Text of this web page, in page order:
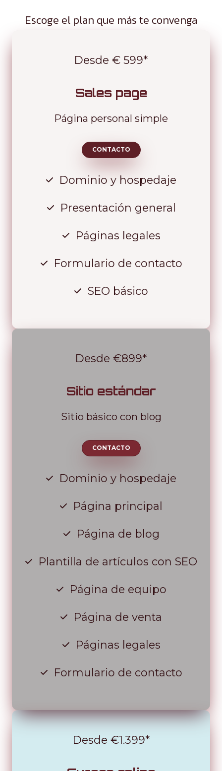
Escoge el plan que más te convenga
Desde € 599*
Sales page
Página personal simple
CONTACTO
Dominio y hospedaje
Presentación general
Páginas legales
Formulario de contacto
SEO básico
Desde €899*
Sitio estándar
Sitio básico con blog
CONTACTO
Dominio y hospedaje
Página principal
Página de blog
Plantilla de artículos con SEO
Página de equipo
Página de venta
Páginas legales
Formulario de contacto
Desde €1.399*